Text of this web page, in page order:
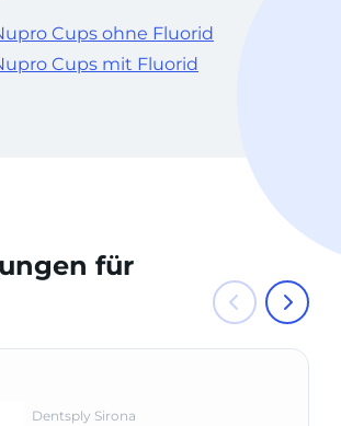
Cups ohne Fluorid
Cups mit Fluorid
für
Dentsply Sirona